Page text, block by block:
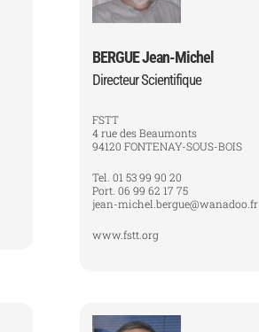
BERGUE Jean-Michel
Directeur Scientifique
FSTT
4 rue des Beaumonts
94120 FONTENAY-SOUS-BOIS
Tel. 01 53 99 90 20
Port. 06 99 62 17 75
jean-michel.bergue@wanadoo.fr
www.fstt.org